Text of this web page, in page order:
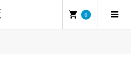
0